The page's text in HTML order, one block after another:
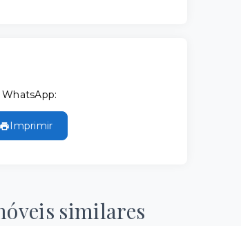
Imprimir
similares